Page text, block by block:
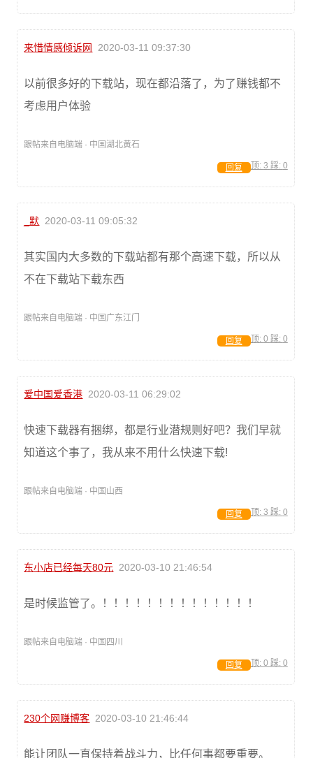
来惜情感倾诉网 2020-03-11 09:37:30
以前很多好的下载站，现在都沿落了，为了赚钱都不
考虑用户体验
跟帖来自电脑端 · 中国湖北黄石
顶: 3 踩: 0
回复
_默 2020-03-11 09:05:32
其实国内大多数的下载站都有那个高速下载，所以从
不在下载站下载东西
跟帖来自电脑端 · 中国广东江门
顶: 0 踩: 0
回复
爱中国爱香港 2020-03-11 06:29:02
快速下载器有捆绑，都是行业潜规则好吧？我们早就
知道这个事了，我从来不用什么快速下载!
跟帖来自电脑端 · 中国山西
顶: 3 踩: 0
回复
东小店已经每天80元 2020-03-10 21:46:54
是时候监管了。！！！！！！！！！！！！！！
跟帖来自电脑端 · 中国四川
顶: 0 踩: 0
回复
230个网赚博客 2020-03-10 21:46:44
能让团队一直保持着战斗力，比任何事都要重要。